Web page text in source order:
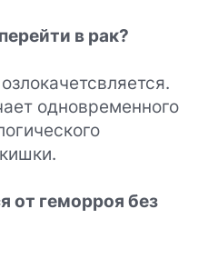
в рак?
одновременного
от геморроя без